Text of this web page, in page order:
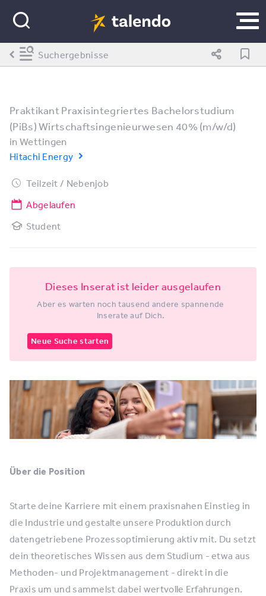
Praktikant Praxisintegriertes Bachelorstudium
(PiBs) Wirtschaftsingenieurwesen 40% (m/w/d)
inWettingen
Hitachi Energy
Teilzeit / Nebenjob
Abgelaufen
Student
Dieses Inserat ist leider ausgelaufen
Aber es warten noch tausend andere spannende
Inserate auf Dich.
Neue Suche starten
Über die Position
Starte deine Karriere mit einem praxisnahen Einstieg in
die Industrie und gestalte unsere Produktion durch
datengetriebene Prozessoptimierung aktiv mit. Du setzt
dein theoretisches Wissen aus dem Studium - etwa aus
Methoden- und Projektmanagement - direkt in die
Praxis um und sammelst dabei wertvolle Erfahrungen.
Suchergebnisse